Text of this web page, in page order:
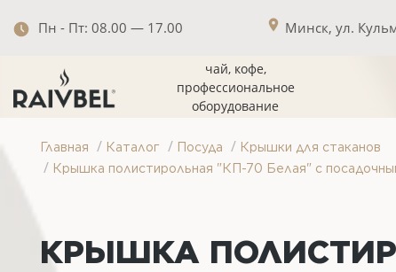
Пн - Пт: 08.00 — 17.00 Минск, ул.
чай, кофе,
профессиональное
оборудование
Главная / Каталог / Посуда / Крышки для стаканов
/ Крышка полистирольная "КП-70 Белая" с
КРЫШКА